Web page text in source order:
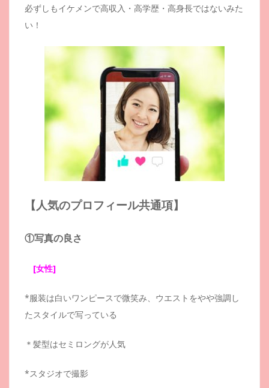
必ずしもイケメンで高収入・高学歴・高身長ではないみた
い！
【人気のプロフィール共通項】
①写真の良さ
[女性]
*服装は白いワンピースで微笑み、ウエストをやや強調し
たスタイルで写っている
＊髪型はセミロングが人気
*スタジオで撮影